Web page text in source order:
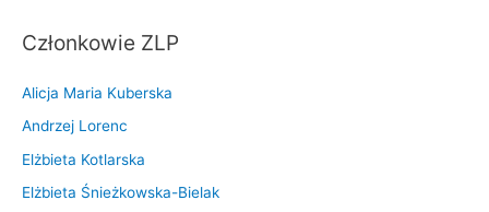
Członkowie ZLP
Alicja Maria Kuberska
Andrzej Lorenc
Elżbieta Kotlarska
Elżbieta Śnieżkowska-Bielak